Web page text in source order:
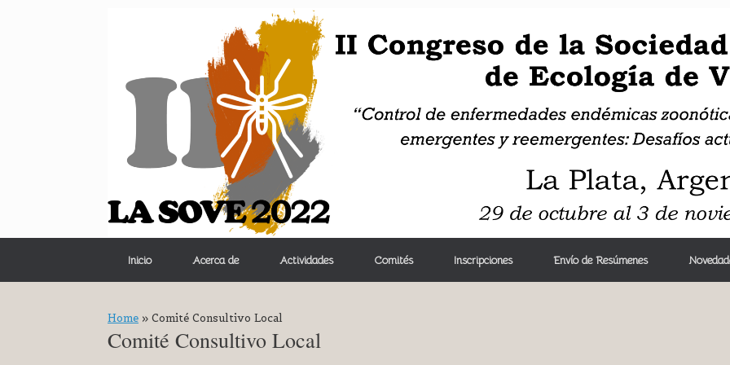
Inicio Acerca de Actividades Comités Inscripciones Envío de Resúmenes
Home » Comité Consultivo Local
Comité Consultivo Local